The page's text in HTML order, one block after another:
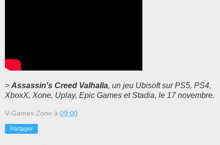
> Assassin's Creed Valhalla, un jeu Ubisoft sur PS5, PS4,
XboxX, Xone, Uplay, Epic Games et Stadia, le 17 novembre.
V-Games Zone à 09:00
Partager